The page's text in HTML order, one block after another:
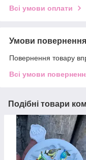
Всі умови оплати
Умови повернення
Повернення товару
Всі умови
Подібні товари